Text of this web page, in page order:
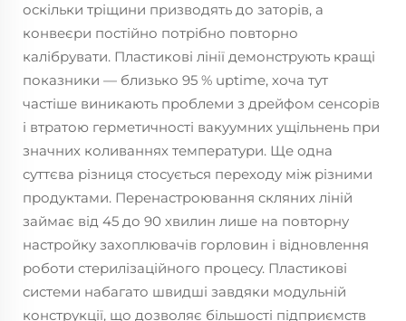
оскільки тріщини призводять до заторів, а
конвеєри постійно потрібно повторно
калібрувати. Пластикові лінії демонструють кращі
показники — близько 95 % uptime, хоча тут
частіше виникають проблеми з дрейфом сенсорів
і втратою герметичності вакуумних ущільнень при
значних коливаннях температури. Ще одна
суттєва різниця стосується переходу між різними
продуктами. Перенастроювання скляних ліній
займає від 45 до 90 хвилин лише на повторну
настройку захоплювачів горловин і відновлення
роботи стерилізаційного процесу. Пластикові
системи набагато швидші завдяки модульній
конструкції, що дозволяє більшості підприємств